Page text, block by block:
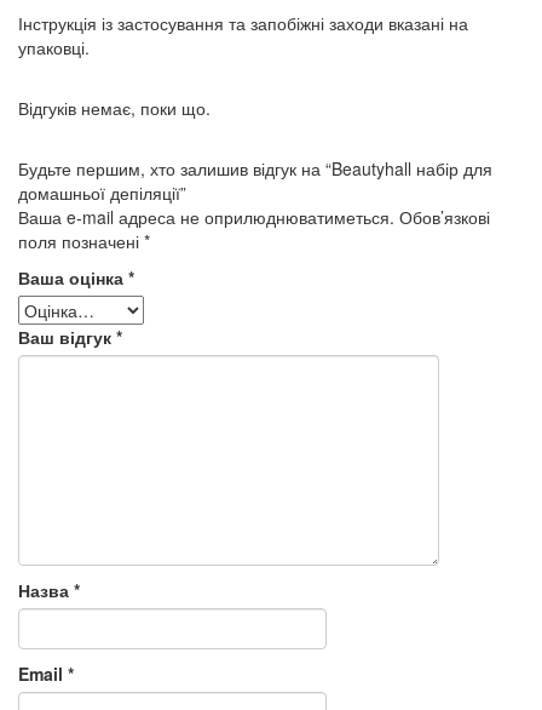
Інструкція із застосування та запобіжні заходи вказані на
упаковці.
Відгуків немає, поки що.
Будьте першим, хто залишив відгук на “Beautyhall набір для
домашньої депіляції”
Ваша e-mail адреса не оприлюднюватиметься. Обов’язкові
поля позначені *
Ваша оцінка *
Ваш відгук *
Назва *
Email *